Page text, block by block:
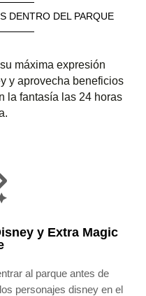
DENTRO DEL PARQUE
máxima expresión
y aprovecha beneficios
la fantasía las 24 horas
y Extra Magic
al parque antes de
personajes disney en el